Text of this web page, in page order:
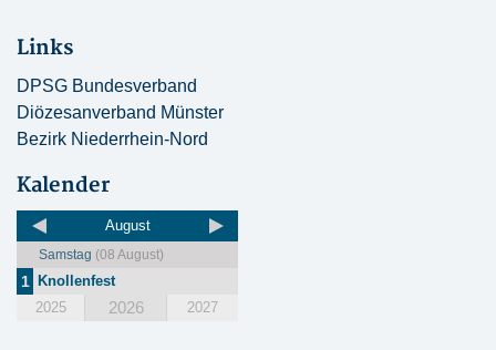
Links
DPSG Bundesverband
Diözesanverband Münster
Bezirk Niederrhein-Nord
Kalender
August
Samstag (08 August)
1
Knollenfest
2025
2026 2027